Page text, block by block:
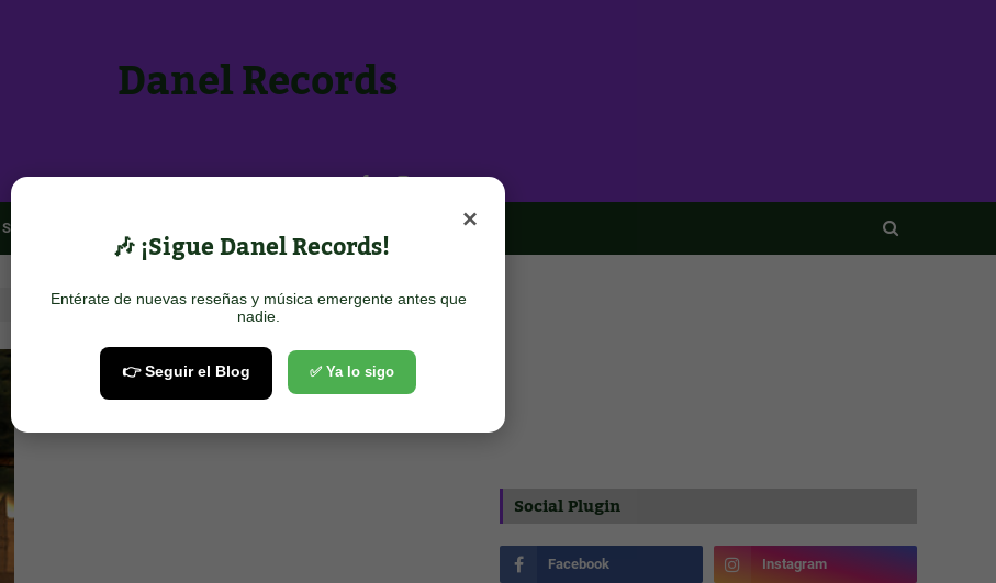
Danel Records
SPOTIFY
Show all
Social Plugin
×
🎶 ¡Sigue Danel Records!
Entérate de nuevas reseñas y música emergente antes que
nadie.
👉 Seguir el Blog ✅ Ya lo sigo